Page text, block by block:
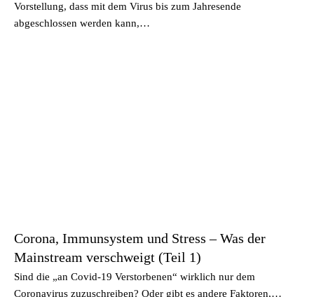
Vorstellung, dass mit dem Virus bis zum Jahresende
abgeschlossen werden kann,…
Corona, Immunsystem und Stress – Was der
Mainstream verschweigt (Teil 1)
Sind die „an Covid-19 Verstorbenen“ wirklich nur dem
Coronavirus zuzuschreiben? Oder gibt es andere Faktoren,…